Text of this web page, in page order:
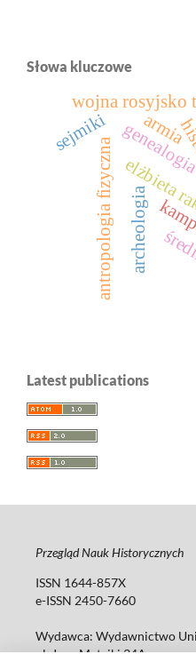
Słowa kluczowe
archeologia
antropologia fizyczna
wojna rosyjsko
armia
sejmiki
Latest publications
Przegląd Nauk Historycznych
ISSN 1644-857X
e-ISSN 2450-7660
Wydawca: Wydawnictwo